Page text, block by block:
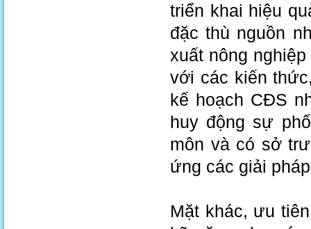
triển khai hiệu
đặc thù nguồn
xuất nông
với các kiến
kế hoạch CĐS
huy động sự
môn và có sở
ứng các giải
Mặt khác, ưu